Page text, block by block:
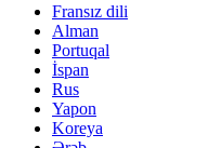
Fransız dili
Alman
Portuqal
İspan
Rus
Yapon
Koreya